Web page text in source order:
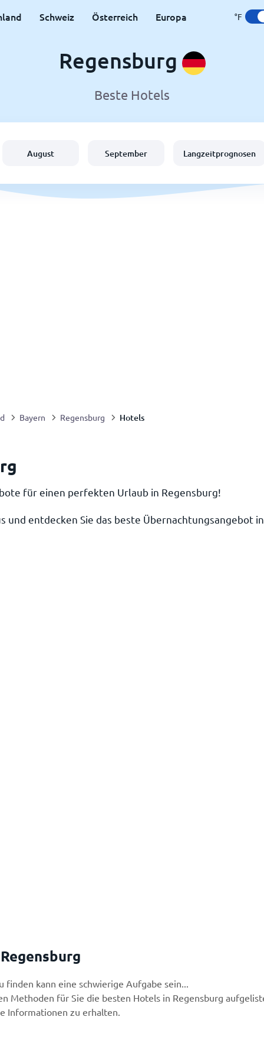
Schweiz Österreich Europa °F
Regensburg
Beste Hotels
August September Langzeitprognosen
Bayern Regensburg Hotels
für einen perfekten Urlaub in Regensburg!
und entdecken Sie das beste Übernachtungsangebot
finden kann eine schwierige Aufgabe sein...
Methoden für Sie die besten Hotels in Regensburg
Informationen zu erhalten.